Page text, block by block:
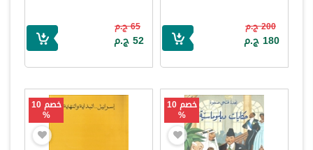
200 ج.م
180 ج.م
65 ج.م
52 ج.م
خصم 10
%
خصم 10
%